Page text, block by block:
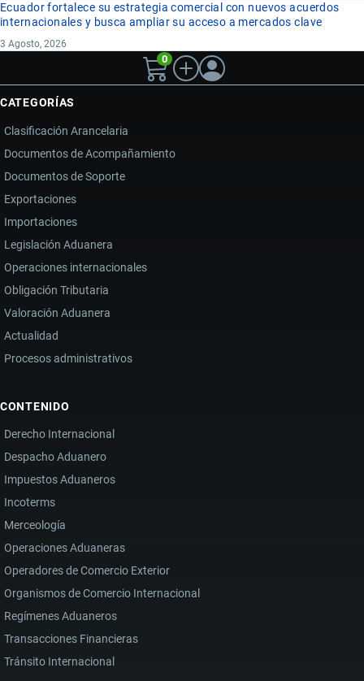
Ecuador fortalece su estrategia comercial con nuevos acuerdos
internacionales y busca ampliar su acceso a mercados clave
3 Agosto, 2026
0
CATEGORÍAS
Clasificación Arancelaria
Documentos de Acompañamiento
Documentos de Soporte
Exportaciones
Importaciones
Legislación Aduanera
Operaciones internacionales
Obligación Tributaria
Valoración Aduanera
Actualidad
Procesos administrativos
CONTENIDO
Derecho Internacional
Despacho Aduanero
Impuestos Aduaneros
Incoterms
Merceología
Operaciones Aduaneras
Operadores de Comercio Exterior
Organismos de Comercio Internacional
Regímenes Aduaneros
Transacciones Financieras
Tránsito Internacional